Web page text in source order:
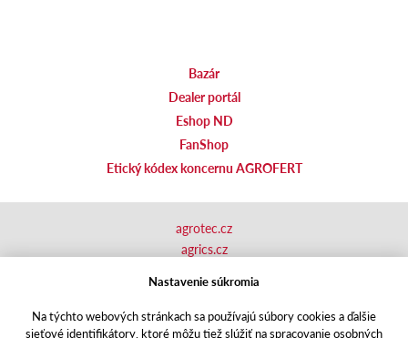
Bazár
Dealer portál
Eshop ND
FanShop
Etický kódex koncernu AGROFERT
agrotec.cz
agrics.cz
shop.agrics.cz
traktorbazar.cz
Nastavenie súkromia
Na týchto webových stránkach sa používajú súbory cookies a ďalšie
sieťové identifikátory, ktoré môžu tiež slúžiť na spracovanie osobných